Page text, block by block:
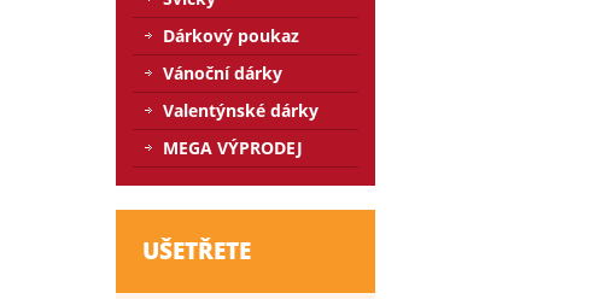
Dárkový poukaz
Vánoční dárky
Valentýnské dárky
MEGA VÝPRODEJ
UŠETŘETE